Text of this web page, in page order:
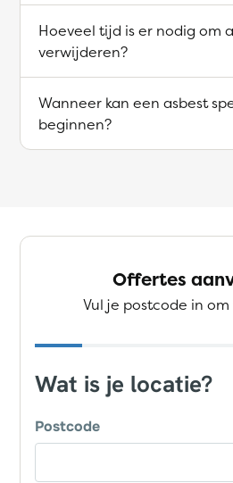
Hoeveel tijd is er nodig om
verwijderen?
Wanneer kan een asbest
beginnen?
Offertes
Vul je postcode in